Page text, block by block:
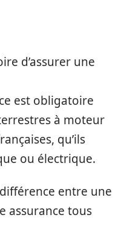
d’assurer une
est obligatoire
à moteur
qu’ils
ou électrique.
entre une
assurance tous